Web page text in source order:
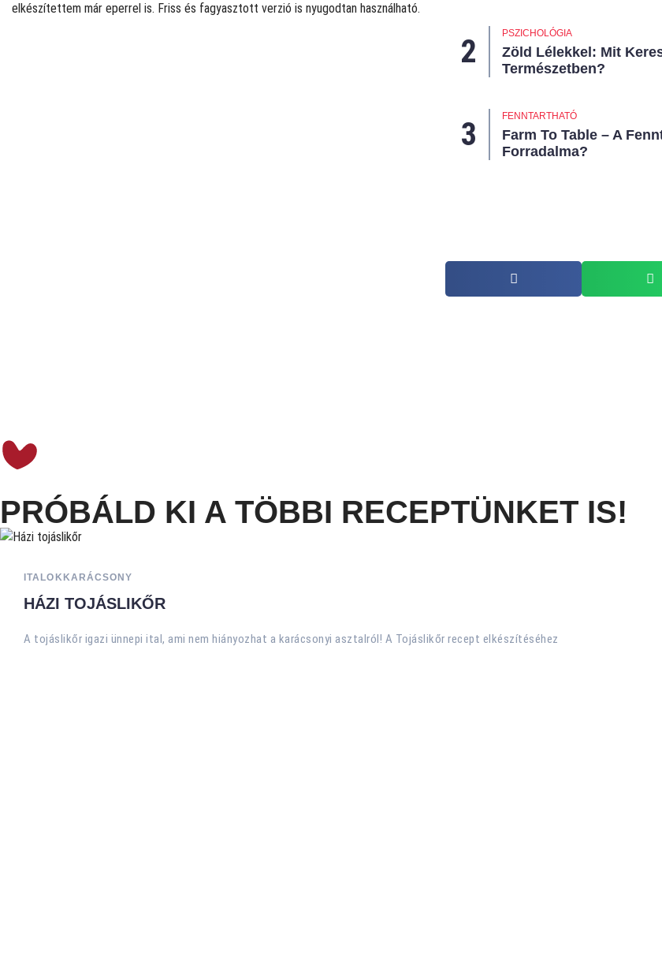
elkészítettem már eperrel is. Friss és fagyasztott verzió is nyugodtan használható.
PSZICHOLÓGIA
Zöld Lélekkel: Mit
Természetben?
FENNTARTHATÓ
Farm To Table – A
Forradalma?
PRÓBÁLD KI A TÖBBI RECEPTÜNKET IS!
ITALOK KARÁCSONY
HÁZI TOJÁSLIKŐR
A tojáslikőr igazi ünnepi ital, ami nem hiányozhat a karácsonyi asztalról! A Tojáslikőr recept elkészítéséhez